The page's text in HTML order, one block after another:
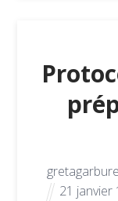
gretagarbure
21 janvier